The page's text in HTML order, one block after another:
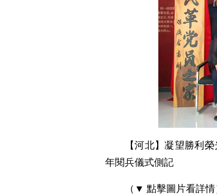
【河北】凝望勝利
年閱兵儀式側記
（▼ 點擊圖片看詳情